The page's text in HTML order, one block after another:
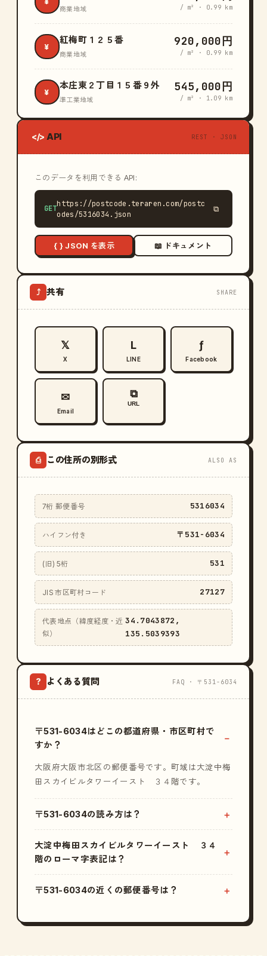
商業地域 / m² · 0.99 km
¥
紅梅町１２５番
商業地域
920,000円
/ m² · 0.99 km
¥
本庄東２丁目１５番９外
準工業地域
545,000円
/ m² · 1.09 km
</> API REST · JSON
このデータを利用できる API:
GET
https://postcode.teraren.com/postc
odes/5316034.json
⧉
{ } JSON を表示 📖 ドキュメント
⤴ 共有 SHARE
𝕏
X
L
LINE
ƒ
Facebook
✉
Email
⧉
URL
⎙ この住所の別形式 ALSO AS
7桁 郵便番号 5316034
ハイフン付き 〒531-6034
(旧) 5桁 531
JIS 市区町村コード 27127
代表地点（緯度経度・近
似）
34.7043872,
135.5039393
? よくある質問 FAQ · 〒531-6034
〒531-6034はどこの都道府県・市区町村で
すか？
大阪府大阪市北区の郵便番号です。町域は大淀中梅
田スカイビルタワーイースト ３４階です。
〒531-6034の読み方は？
大淀中梅田スカイビルタワーイースト ３４
階のローマ字表記は？
〒531-6034の近くの郵便番号は？